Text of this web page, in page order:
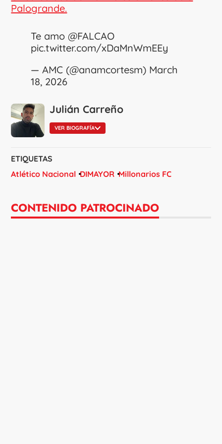
Palogrande.
Te amo@FALCAO
pic.twitter.com/xDaMnWmEEy
— AMC (@anamcortesm) March
18, 2026
Julián Carreño
VER BIOGRAFÍA
ETIQUETAS
Atlético Nacional DIMAYOR Millonarios FC
CONTENIDO PATROCINADO